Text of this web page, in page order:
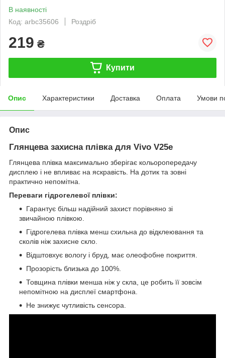
В наявності
Код: arbc35606
Роздріб
219 ₴
Купити
Опис Характеристики Доставка Оплата Умови
Опис
Глянцева захисна плівка для Vivo V25e
Глянцева плівка максимально зберігає кольоропередачу
дисплею і не впливає на яскравість. На дотик та зовні
практично непомітна.
Переваги гідрогелевої плівки:
Гарантує більш надійний захист порівняно зі
звичайною плівкою.
Гідрогелева плівка менш схильна до відклеювання та
сколів ніж захисне скло.
Відштовхує вологу і бруд, має олеофобне покриття.
Прозорість близька до 100%.
Товщина плівки менша ніж у скла, це робить її зовсім
непомітною на дисплеї смартфона.
Не знижує чутливість сенсора.